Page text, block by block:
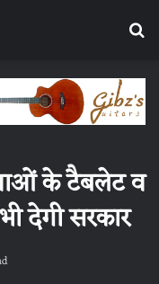
के टैबलेट व
देगी सरकार